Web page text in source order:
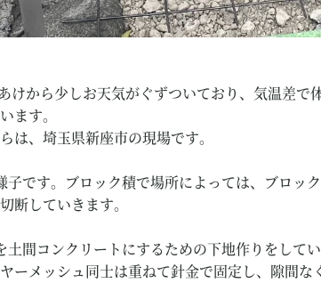
から少しお天気がぐずついており、気温差で
ます。
は、埼玉県新座市の現場です。
です。ブロック積で場所によっては、ブロッ
断していきます。
間コンクリートにするための下地作りをして
ーメッシュ同士は重ねて針金で固定し、隙間